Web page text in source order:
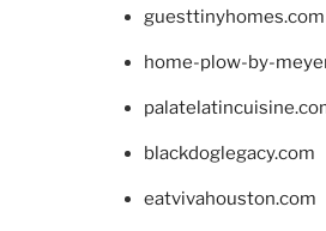
guesttinyhomes.com
home-plow-by-
blackdoglegacy.com
eatvivahouston.com